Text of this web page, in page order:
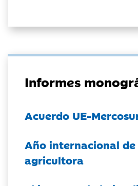
Informes
Acuerdo UE-
Año internacional
agricultora